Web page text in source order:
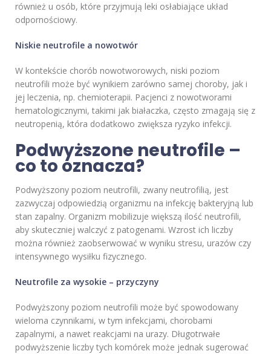
również u osób, które przyjmują leki osłabiające układ
odpornościowy.
Niskie neutrofile a nowotwór
W kontekście chorób nowotworowych, niski poziom
neutrofili może być wynikiem zarówno samej choroby, jak i
jej leczenia, np. chemioterapii. Pacjenci z nowotworami
hematologicznymi, takimi jak białaczka, często zmagają się z
neutropenią, która dodatkowo zwiększa ryzyko infekcji.
Podwyższone neutrofile –
co to oznacza?
Podwyższony poziom neutrofili, zwany neutrofilią, jest
zazwyczaj odpowiedzią organizmu na infekcję bakteryjną lub
stan zapalny. Organizm mobilizuje większą ilość neutrofili,
aby skuteczniej walczyć z patogenami. Wzrost ich liczby
można również zaobserwować w wyniku stresu, urazów czy
intensywnego wysiłku fizycznego.
Neutrofile za wysokie – przyczyny
Podwyższony poziom neutrofili może być spowodowany
wieloma czynnikami, w tym infekcjami, chorobami
zapalnymi, a nawet reakcjami na urazy. Długotrwałe
podwyższenie liczby tych komórek może jednak sugerować